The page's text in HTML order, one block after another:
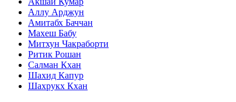
Аллу Арджун
Амитабх Баччан
Махеш Бабу
Митхун Чакраборти
Ритик Рошан
Салман Кхан
Шахид Капур
Шахрукх Кхан